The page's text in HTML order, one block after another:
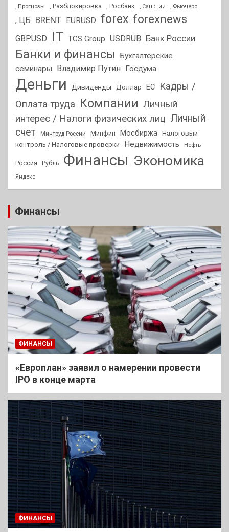
, Прогнозы , Разблокировка , Росбанк , Санкции , Фьючерс
, ЦБ BRENT EURUSD forex forexnews
GBPUSD IT TCS Group USDRUB Банк России
Банки и финансы
Бухгалтерские
семинары
Владимир Путин Госдума
Деньги Дивиденды Доллар ЕС
Кадры /
Оплата труда Компании Личный
интерес / Налоги физических лиц Личный
счет
Минтруд России Минфин Мосбиржа Налоговый
контроль / Налоговые проверки
Недвижимость Нефть
Россия Рубль Финансы Экономика
Яндекс
Финансы
ФИНАНСЫ
«Европлан» заявил о намерении провести
IPO в конце марта
ФИНАНСЫ